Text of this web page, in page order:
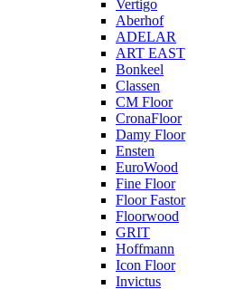
Vertigo
Aberhof
ADELAR
ART EAST
Bonkeel
Classen
CM Floor
CronaFloor
Damy Floor
Ensten
EuroWood
Fine Floor
Floor Fastor
Floorwood
GRIT
Hoffmann
Icon Floor
Invictus